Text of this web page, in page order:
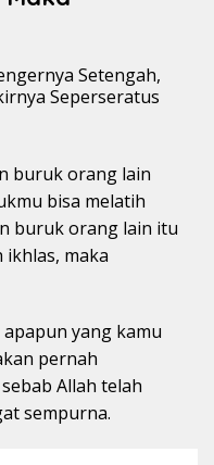
buruk orang lain
bisa melatih
buruk orang lain itu
maka
apapun yang kamu
pernah
Allah telah
sempurna.